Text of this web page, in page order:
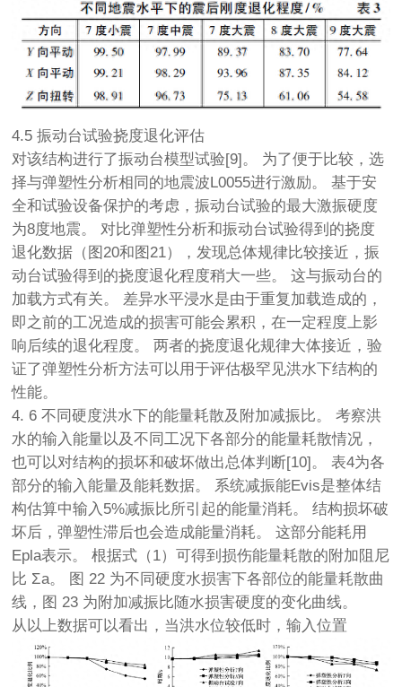
4.5 振动台试验挠度退化评估
对该结构进行了振动台模型试验[9]。 为了便于比较，选
择与弹塑性分析相同的地震波L0055进行激励。 基于安
全和试验设备保护的考虑，振动台试验的最大激振硬度
为8度地震。 对比弹塑性分析和振动台试验得到的挠度
退化数据（图20和图21），发现总体规律比较接近，振
动台试验得到的挠度退化程度稍大一些。 这与振动台的
加载方式有关。 差异水平浸水是由于重复加载造成的，
即之前的工况造成的损害可能会累积，在一定程度上影
响后续的退化程度。 两者的挠度退化规律大体接近，验
证了弹塑性分析方法可以用于评估极罕见洪水下结构的
性能。
4. 6 不同硬度洪水下的能量耗散及附加减振比。 考察洪
水的输入能量以及不同工况下各部分的能量耗散情况，
也可以对结构的损坏和破坏做出总体判断[10]。 表4为各
部分的输入能量及能耗数据。 系统减振能Evis是整体结
构估算中输入5%减振比所引起的能量消耗。 结构损坏破
坏后，弹塑性滞后也会造成能量消耗。 这部分能耗用
Epla表示。 根据式（1）可得到损伤能量耗散的附加阻尼
比 Σa。 图 22 为不同硬度水损害下各部位的能量耗散曲
线，图 23 为附加减振比随水损害硬度的变化曲线。
从以上数据可以看出，当洪水位较低时，输入位置